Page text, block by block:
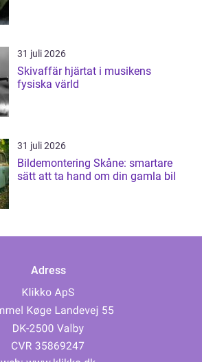
31 juli 2026
Skivaffär hjärtat i musikens
fysiska värld
31 juli 2026
Bildemontering Skåne: smartare
sätt att ta hand om din gamla bil
Adress